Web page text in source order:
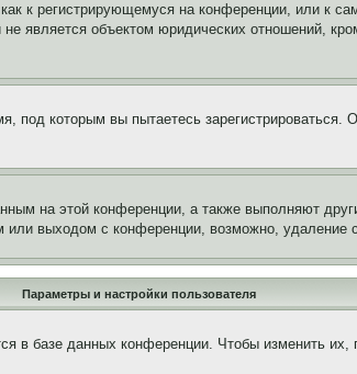
к регистрирующемуся на конференции, или к
является объектом юридических отношений,
которым вы пытаетесь
на этой конференции, а также выполняют
выходом с конференции, возможно, удаление
Параметры и настройки пользователя
в базе данных конференции. Чтобы изменить их,